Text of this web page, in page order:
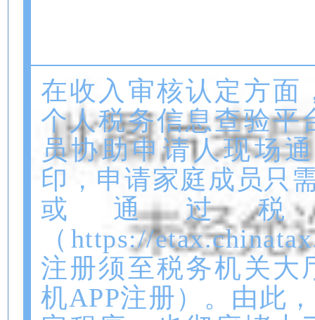
在收入审核认定方面
个人税务信息查验平
员协助申请人现场
印，申请家庭成员只
或通过
（https://
注册须至税务机关大
机APP注册）。由此